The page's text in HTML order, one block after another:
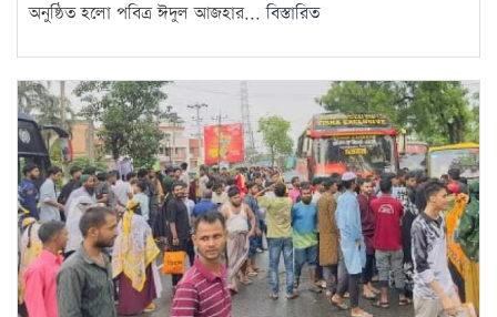
অনুষ্ঠিত হলো পবিত্র ঈদুল আজহার...বিস্তারিত